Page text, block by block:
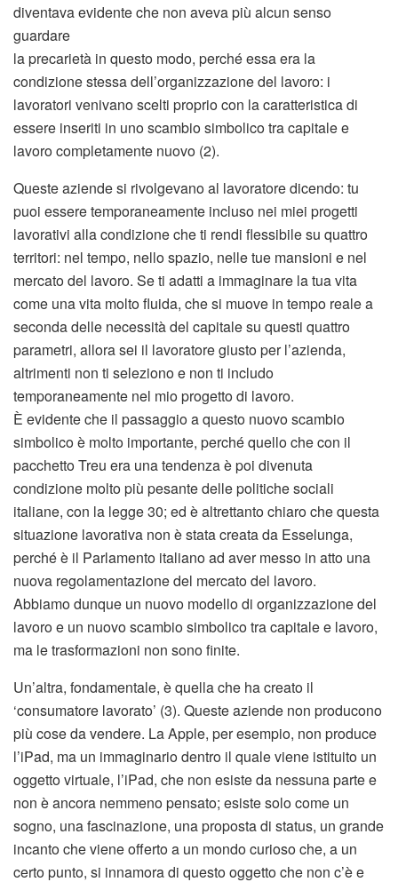
diventava evidente che non aveva più alcun senso
guardare
la precarietà in questo modo, perché essa era la
condizione stessa dell’organizzazione del lavoro: i
lavoratori venivano scelti proprio con la caratteristica di
essere inseriti in uno scambio simbolico tra capitale e
lavoro completamente nuovo (2).
Queste aziende si rivolgevano al lavoratore dicendo: tu
puoi essere temporaneamente incluso nei miei progetti
lavorativi alla condizione che ti rendi flessibile su quattro
territori: nel tempo, nello spazio, nelle tue mansioni e nel
mercato del lavoro. Se ti adatti a immaginare la tua vita
come una vita molto fluida, che si muove in tempo reale a
seconda delle necessità del capitale su questi quattro
parametri, allora sei il lavoratore giusto per l’azienda,
altrimenti non ti seleziono e non ti includo
temporaneamente nel mio progetto di lavoro.
È evidente che il passaggio a questo nuovo scambio
simbolico è molto importante, perché quello che con il
pacchetto Treu era una tendenza è poi divenuta
condizione molto più pesante delle politiche sociali
italiane, con la legge 30; ed è altrettanto chiaro che questa
situazione lavorativa non è stata creata da Esselunga,
perché è il Parlamento italiano ad aver messo in atto una
nuova regolamentazione del mercato del lavoro.
Abbiamo dunque un nuovo modello di organizzazione del
lavoro e un nuovo scambio simbolico tra capitale e lavoro,
ma le trasformazioni non sono finite.
Un’altra, fondamentale, è quella che ha creato il
‘consumatore lavorato’ (3). Queste aziende non producono
più cose da vendere. La Apple, per esempio, non produce
l’iPad, ma un immaginario dentro il quale viene istituito un
oggetto virtuale, l’iPad, che non esiste da nessuna parte e
non è ancora nemmeno pensato; esiste solo come un
sogno, una fascinazione, una proposta di status, un grande
incanto che viene offerto a un mondo curioso che, a un
certo punto, si innamora di questo oggetto che non c’è e